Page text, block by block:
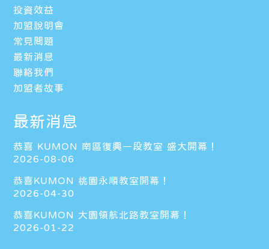
投資效益
加盟說明會
常見問題
最新消息
聯絡我們
加盟者故事
最新消息
恭喜 KUMON 南區復興一段教室 盛大開幕！
2026-08-06
恭喜KUMON 桃園永順教室開幕！
2026-04-30
恭喜KUMON 大園領航北路教室開幕！
2026-01-22